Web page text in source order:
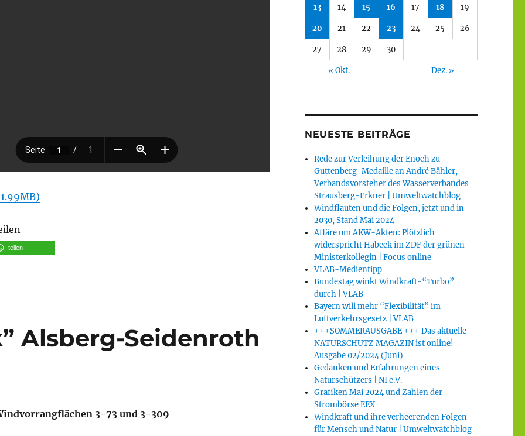
teilen
Alsberg-Seidenroth
3-73 und 3-309
13 14 15 16 17 18 19
20 21 22 23 24 25 26
27 28 29 30
« Okt. Dez. »
NEUESTE BEITRÄGE
Rede zur Verleihung der Enoch zu
Guttenberg-Medaille an André Bähler,
Verbandsvorsteher des Wasserverbandes
Strausberg-Erkner | Umweltwatchblog
Windflauten und die Folgen, jetzt und in
2030, Stand Mai 2024
Affäre um AKW-Akten: Plötzlich
widerspricht Habeck im ZDF der grünen
Ministerkollegin | Focus online
VLAB-Medientipp
Bundestag winkt Windkraft-“Turbo”
durch | VLAB
Bayern will mehr “Flexibilität” im
Luftverkehrsgesetz | VLAB
+++SOMMERAUSGABE +++ Das aktuelle
NATURSCHUTZ MAGAZIN ist online!
Ausgabe 02/2024 (Juni)
Gedanken und Erfahrungen eines
Naturschützers | NI e.V.
Grafiken Mai 2024 und Zahlen der
Strombörse EEX
Windkraft und ihre verheerenden Folgen
für Mensch und Natur | Umweltwatchblog